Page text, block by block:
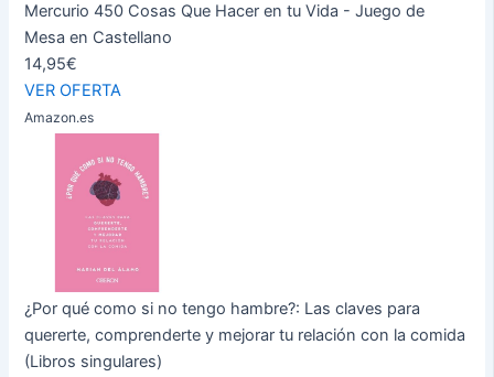
Mercurio 450 Cosas Que Hacer en tu Vida - Juego de
Mesa en Castellano
14,95€
VER OFERTA
Amazon.es
¿Por qué como si no tengo hambre?: Las claves para
quererte, comprenderte y mejorar tu relación con la comida
(Libros singulares)